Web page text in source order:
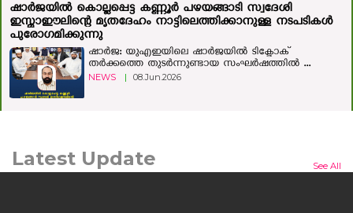
See All
ഷാര്‍ജയില്‍ കൊല്ലപ്പെട്ട കണ്ണൂര്‍ പഴയങ്ങാടി സ്വദേശി
ഇസ്മാഈലിന്റെ മൃതദേഹം നാട്ടിലെത്തിക്കാനുള്ള നടപടികള്‍
പുരോഗമിക്കുന്നു
ഷാർജ: യുഎഇയിലെ ഷാർജയിൽ ടിക്ടോക്
തർക്കത്തെ തുടർന്നുണ്ടായ സംഘർഷത്തിൽ ...
NEWS | 08.Jun.2026
Latest Update